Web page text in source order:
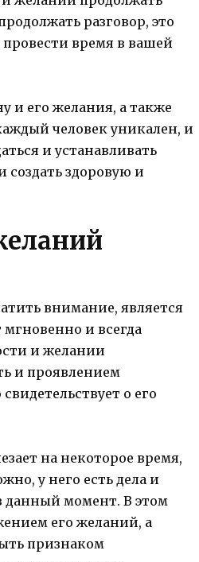
разговор, это
провести время в вашей
и его желания, а также
человек уникален, и
и устанавливать
создать здоровую и
внимание, является
и всегда
и желании
и проявлением
о его
на некоторое время,
у него есть дела и
данный момент. В этом
его желаний, а
признаком